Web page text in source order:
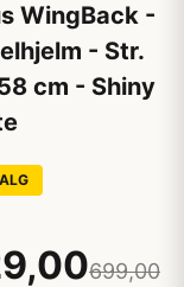
WingBack -
- Str.
cm - Shiny
699,00